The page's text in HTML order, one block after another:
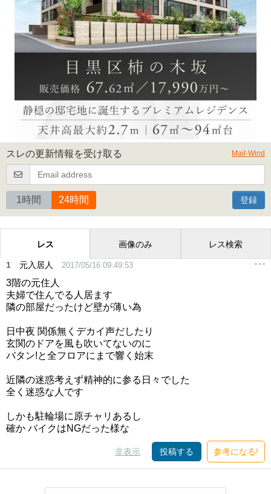
スレの更新情報を受け取る Mail-Wind
1時間 24時間 登録
レス 画像のみ レス検索
1 元入居人 2017/05/16 09:49:53
3階の元住人
夫婦で住んでる人居ます
隣の部屋だったけど壁が薄い為
日中夜 関係無くデカイ声だしたり
玄関のドアを風も吹いてないのに
バタン!と全フロアにまで響く始末
近隣の迷惑考えず精神的に参る日々でした
全く迷惑な人です
しかも駐輪場に原チャリあるし
確か バイクはNGだった様な
非表示 投稿する 参考になる!